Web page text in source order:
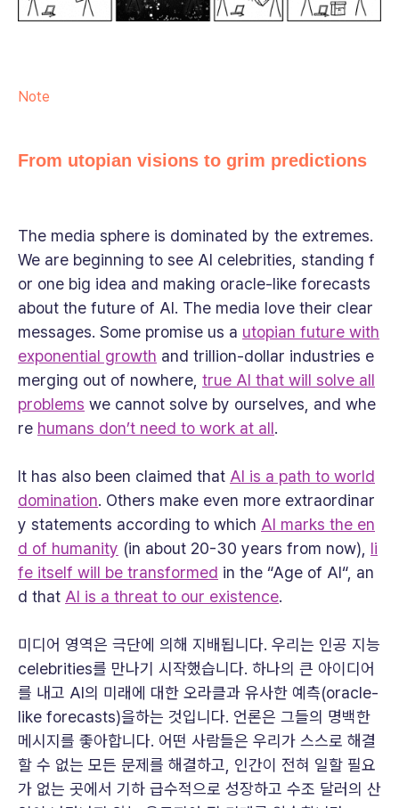
Note
From utopian visions to grim predictions
The media sphere is dominated by the extremes.
We are beginning to see AI celebrities, standing f
or one big idea and making oracle-like forecasts
about the future of AI. The media love their clear
messages. Some promise us a utopian future with
exponential growth and trillion-dollar industries e
merging out of nowhere, true AI that will solve all
problems we cannot solve by ourselves, and whe
re humans don’t need to work at all.
It has also been claimed that AI is a path to world
domination. Others make even more extraordinar
y statements according to which AI marks the en
d of humanity (in about 20-30 years from now), li
fe itself will be transformed in the “Age of AI“, an
d that AI is a threat to our existence.
미디어 영역은 극단에 의해 지배됩니다. 우리는 인공 지능
celebrities를 만나기 시작했습니다. 하나의 큰 아이디어
를 내고 AI의 미래에 대한 오라클과 유사한 예측(oracle-
like forecasts)을하는 것입니다. 언론은 그들의 명백한
메시지를 좋아합니다. 어떤 사람들은 우리가 스스로 해결
할 수 없는 모든 문제를 해결하고, 인간이 전혀 일할 필요
가 없는 곳에서 기하 급수적으로 성장하고 수조 달러의 산